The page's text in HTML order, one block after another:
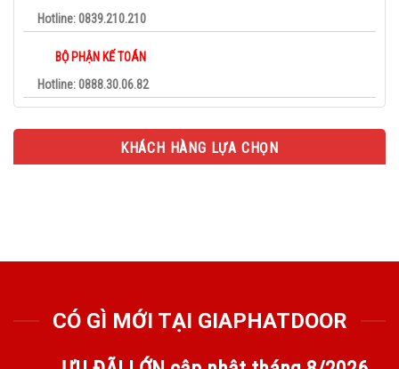
Hotline: 0839.210.210
BỘ PHẬN KẾ TOÁN
Hotline: 0888.30.06.82
KHÁCH HÀNG LỰA CHỌN
CÓ GÌ MỚI TẠI GIAPHATDOOR